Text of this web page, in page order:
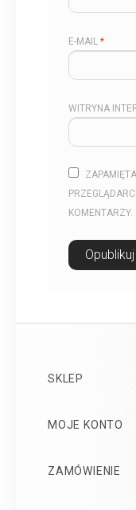
SKLEP
MOJE KONTO
ZAMÓWIENIE
E-MAIL *
WITRYNA
KOMENTARZY.